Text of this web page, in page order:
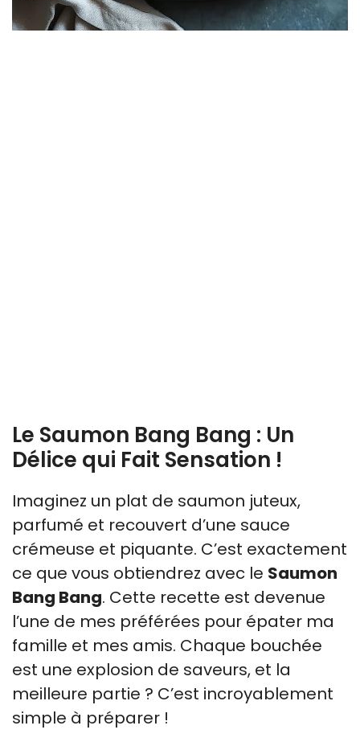
Le Saumon Bang Bang : Un
Délice qui Fait Sensation !
Imaginez un plat de saumon juteux,
parfumé et recouvert d’une sauce
crémeuse et piquante. C’est exactement
ce que vous obtiendrez avec le Saumon
Bang Bang. Cette recette est devenue
l’une de mes préférées pour épater ma
famille et mes amis. Chaque bouchée
est une explosion de saveurs, et la
meilleure partie ? C’est incroyablement
simple à préparer !